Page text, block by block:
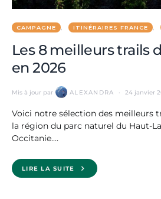
CAMPAGNE ITINÉRAIRES FRANCE
Les 8 meilleurs trails
en 2026
Mis à jour par ALEXANDRA 24 janvier
Voici notre sélection des meilleurs
la région du parc naturel du Haut-
Occitanie.…
LIRE LA SUITE